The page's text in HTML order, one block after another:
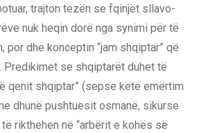
trajton tezën se fqinjët sllavo-
nuk heqin dorë nga synimi për të
por dhe konceptin “jam shqiptar” që
Predikimet se shqiptarët duhet të
qenit shqiptar” (sepse këtë emërtim
dhunë pushtuesit osmanë, sikurse
rikthehen në “arbërit e kohës së